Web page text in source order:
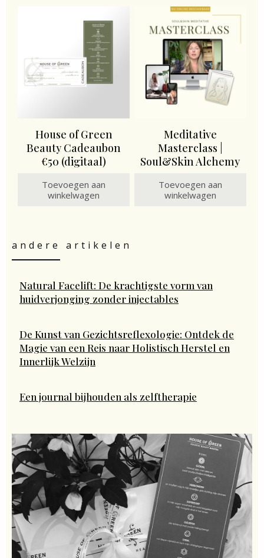
House of Green
Beauty Cadeaubon
€50 (digitaal)
Toevoegen aan
winkelwagen
Meditative
Masterclass |
Soul&Skin Alchemy
Toevoegen aan
winkelwagen
andere artikelen
Natural Facelift: De krachtigste vorm van
huidverjonging zonder injectables
De Kunst van Gezichtsreflexologie: Ontdek de
Magie van een Reis naar Holistisch Herstel en
Innerlijk Welzijn
Een journal bijhouden als zelftherapie